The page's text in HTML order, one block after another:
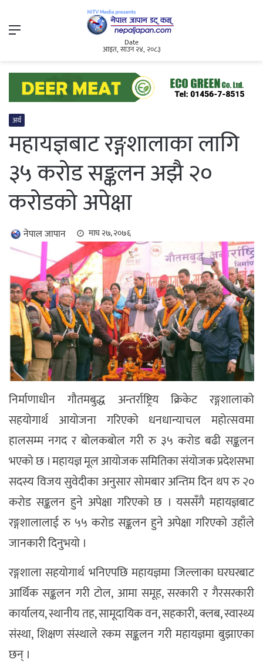
Menu
Date
आइत, साउन २४, २०८३
अर्थ
महायज्ञबाट रङ्गशालाका लागि
३५ करोड सङ्कलन अझै २०
करोडको अपेक्षा
नेपाल जापान माघ २७, २०७६
निर्माणाधीन गौतमबुद्ध अन्तर्राष्ट्रिय क्रिकेट रङ्गशालाको
सहयोगार्थ आयोजना गरिएको धनधान्याचल महोत्सवमा
हालसम्म नगद र बोलकबोल गरी रु ३५ करोड बढी सङ्कलन
भएको छ । महायज्ञ मूल आयोजक समितिका संयोजक प्रदेशसभा
सदस्य विजय सुवेदीका अनुसार सोमबार अन्तिम दिन थप रु २०
करोड सङ्कलन हुने अपेक्षा गरिएको छ । यससँगै महायज्ञबाट
रङ्गशालालाई रु ५५ करोड सङ्कलन हुने अपेक्षा गरिएको उहाँले
जानकारी दिनुभयो ।
रङ्गशाला सहयोगार्थ भनिएपछि महायज्ञमा जिल्लाका घरघरबाट
आर्थिक सङ्कलन गरी टोल, आमा समूह, सरकारी र गैरसरकारी
कार्यालय, स्थानीय तह, सामूदायिक वन, सहकारी, क्लब, स्वास्थ्य
संस्था, शिक्षण संस्थाले रकम सङ्कलन गरी महायज्ञमा बुझाएका
छन् ।